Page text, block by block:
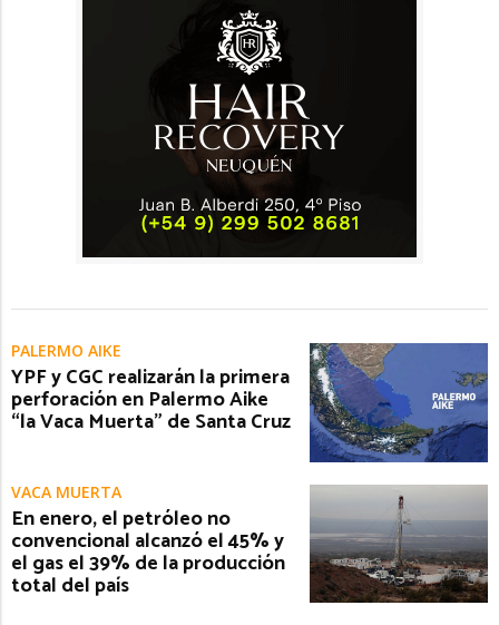
PALERMO AIKE
YPF y CGC realizarán la primera
perforación en Palermo Aike
“la Vaca Muerta” de Santa Cruz
VACA MUERTA
En enero, el petróleo no
convencional alcanzó el 45% y
el gas el 39% de la producción
total del país